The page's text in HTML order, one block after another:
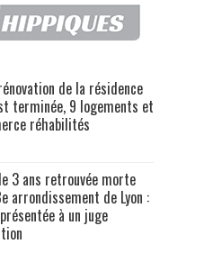
de la résidence
terminée, 9 logements et
réhabilités
3 ans retrouvée morte
arrondissement de Lyon :
à un juge